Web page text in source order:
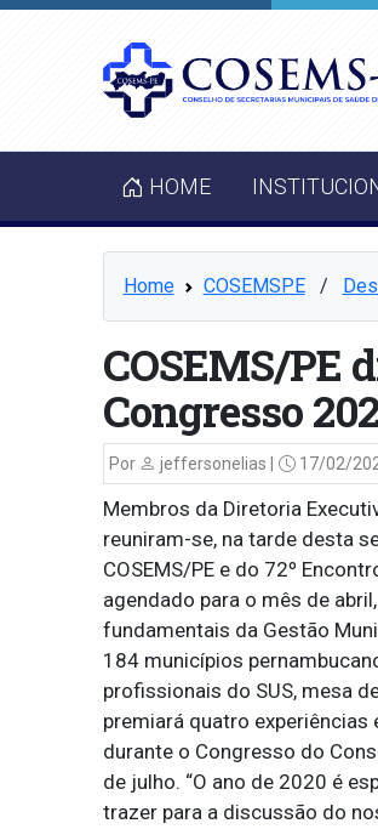
HOME
Home COSEMSPE⠀/⠀
COSEMS/PE
Congresso
Por jeffersonelias | 17/02/
Membros da Diretoria
reuniram-se, na tarde desta
COSEMS/PE e do 72º
agendado para o mês de
fundamentais da Gestão
184 municípios
profissionais do SUS, mesa
premiará quatro experiências
durante o Congresso do
de julho. “O ano de 2020 é
trazer para a discussão do